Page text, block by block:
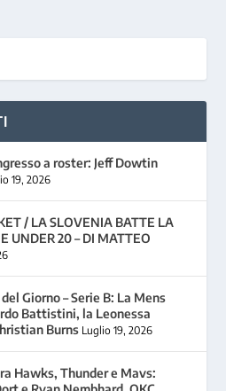
a roster: Jeff Dowtin
19, 2026
/ LA SLOVENIA BATTE LA
UNDER 20 – DI MATTEO
Giorno – Serie B: La Mens
Battistini, la Leonessa
Burns Luglio 19, 2026
Hawks, Thunder e Mavs: